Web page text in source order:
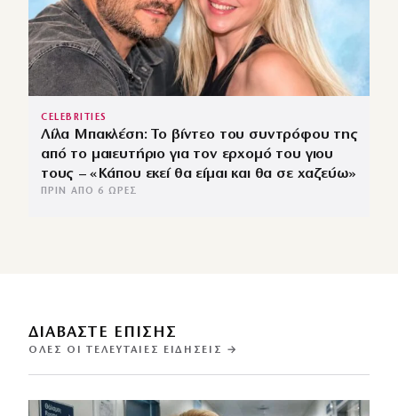
CELEBRITIES
Λίλα Μπακλέση: Το βίντεο του συντρόφου της
από το μαιευτήριο για τον ερχομό του γιου
τους – «Κάπου εκεί θα είμαι και θα σε χαζεύω»
ΠΡΙΝ ΑΠΌ 6 ΏΡΕΣ
ΔΙΑΒΑΣΤΕ ΕΠΙΣΗΣ
ΌΛΕΣ ΟΙ ΤΕΛΕΥΤΑΊΕΣ ΕΙΔΉΣΕΙΣ →